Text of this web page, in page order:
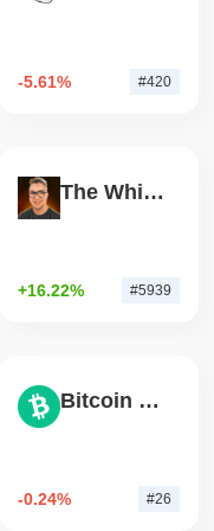
500 на блокчейн для
Wrapped Bitcoin на
-5.61% #420
The White Bull
+16.22% #5939
Bitcoin Cash
-0.24% #26